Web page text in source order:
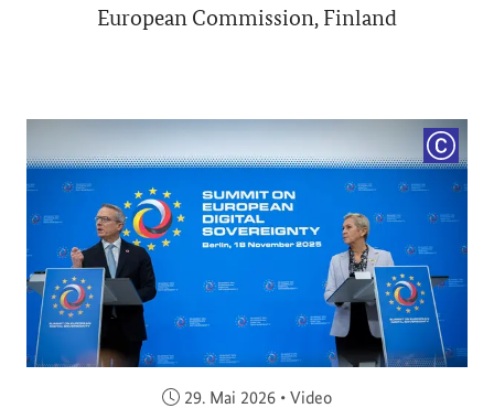
European Commission, Finland
Veröffentlicht am:
29. Mai 2026 • Video